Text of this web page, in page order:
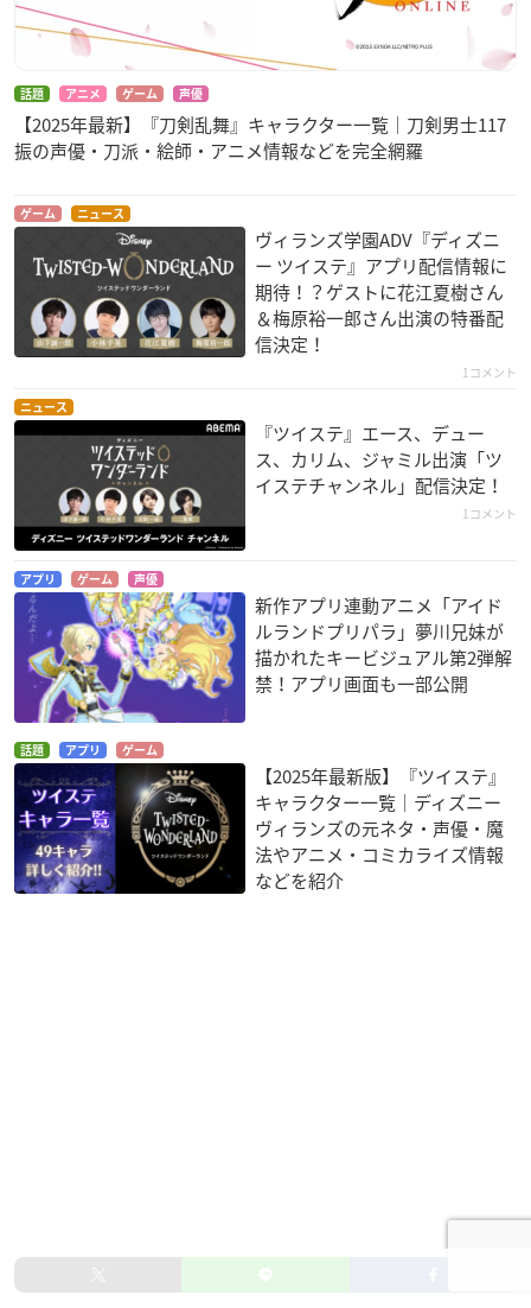
2013年に現在所属している大沢事務所にオーディションで合格
し、同年にはTVアニメ「ワルキューレ ロマンツェ」で早くも
主役デビューを果たした実力派声優さんです。
以降も「orange」成瀬翔役や「ディズニー ツイステッドワン
ダーランド 」エース・トラッポラ役など数々の話題作に出演し
話題 アニメ ゲーム 声優
【2025年最新】『刀剣乱舞』キャラクター一覧｜刀剣男士117
振の声優・刀派・絵師・アニメ情報などを完全網羅
ゲーム ニュース
ヴィランズ学園ADV『ディズニ
ー ツイステ』アプリ配信情報に
期待！？ゲストに花江夏樹さん
＆梅原裕一郎さん出演の特番配
信決定！
1コメント
ニュース
『ツイステ』エース、デュー
ス、カリム、ジャミル出演「ツ
イステチャンネル」配信決定！
1コメント
アプリ ゲーム 声優
新作アプリ連動アニメ「アイド
ルランドプリパラ」夢川兄妹が
描かれたキービジュアル第2弾解
禁！アプリ画面も一部公開
話題 アプリ ゲーム
【2025年最新版】『ツイステ』
キャラクター一覧｜ディズニー
ヴィランズの元ネタ・声優・魔
法やアニメ・コミカライズ情報
などを紹介